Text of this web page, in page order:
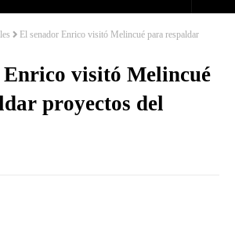
El senador Enrico visitó Melincué para respaldar
visitó Melincué
proyectos del